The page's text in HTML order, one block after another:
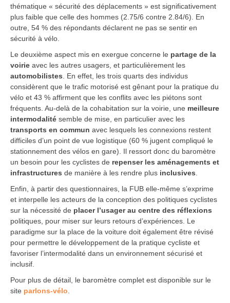
thématique « sécurité des déplacements » est significativement
plus faible que celle des hommes (2.75/6 contre 2.84/6). En
outre, 54 % des répondants déclarent ne pas se sentir en
sécurité à vélo.
Le deuxième aspect mis en exergue concerne le partage de la
voirie avec les autres usagers, et particulièrement les
automobilistes . En effet, les trois quarts des individus
considèrent que le trafic motorisé est gênant pour la pratique du
vélo et 43 % affirment que les conflits avec les piétons sont
fréquents. Au-delà de la cohabitation sur la voirie, une meilleure
intermodalité semble de mise, en particulier avec les
transports en commun avec lesquels les connexions restent
difficiles d’un point de vue logistique (60 % jugent compliqué le
stationnement des vélos en gare). Il ressort donc du baromètre
un besoin pour les cyclistes de repenser les aménagements et
infrastructures de manière à les rendre plus inclusives
Enfin, à partir des questionnaires, la FUB elle-même s’exprime
et interpelle les acteurs de la conception des politiques cyclistes
sur la nécessité de placer l’usager au centre des réflexions
politiques, pour miser sur leurs retours d’expériences. Le
paradigme sur la place de la voiture doit également être révisé
pour permettre le développement de la pratique cycliste et
favoriser l’intermodalité dans un environnement sécurisé et
inclusif.
Pour plus de détail, le baromètre complet est disponible sur le
site parlons-vélo